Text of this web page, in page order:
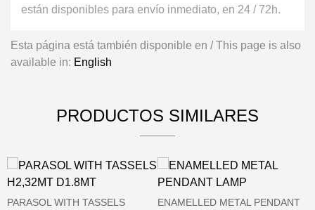
están disponibles para envío inmediato, en 24 / 72h.
Esta página está también disponible en / This page is also
available in: English
PRODUCTOS SIMILARES
PARASOL WITH TASSELS
ENAMELLED METAL PENDANT